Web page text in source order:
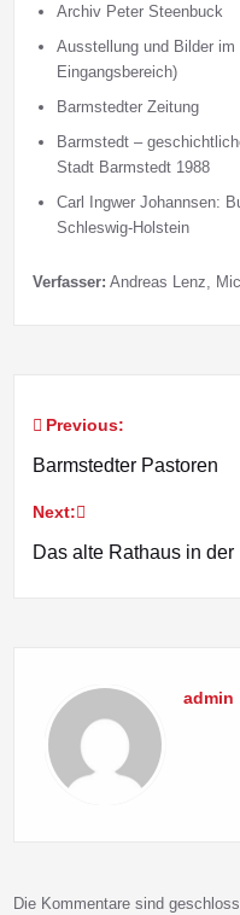
Archiv Peter Steenbuck
Ausstellung und Bilder im
Eingangsbereich)
Barmstedter Zeitung
Barmstedt –
Stadt Barmstedt 1988
Carl Ingwer Johannsen:
Schleswig-Holstein
Verfasser: Andreas Lenz,
Previous:
Barmstedter Pastoren
Next:
Das alte Rathaus in
admin
Die Kommentare sind